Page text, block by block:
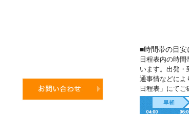
■時間帯の目安
日程表内の時
います。出発・
通事情などによ
日程表」にてご